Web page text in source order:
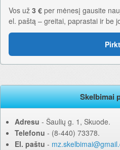
Vos už 3 € per mėnesį gausite
el. paštą – greitai, paprastai ir be
Skelbimai
Adresu ‐ Šaulių g. 1, Skuode.
Telefonu ‐ (8-440) 73378.
El. paštu ‐